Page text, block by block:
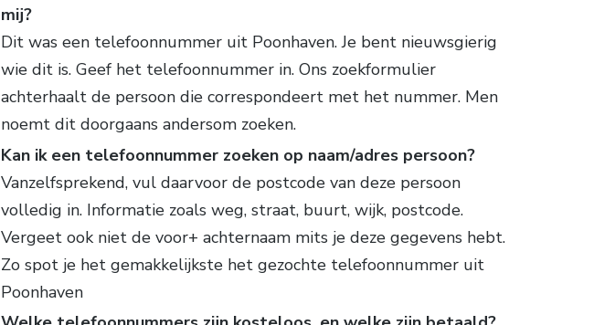
mij?
Dit was een telefoonnummer uit Poonhaven. Je bent nieuwsgierig
wie dit is. Geef het telefoonnummer in. Ons zoekformulier
achterhaalt de persoon die correspondeert met het nummer. Men
noemt dit doorgaans andersom zoeken.
Kan ik een telefoonnummer zoeken op naam/adres persoon?
Vanzelfsprekend, vul daarvoor de postcode van deze persoon
volledig in. Informatie zoals weg, straat, buurt, wijk, postcode.
Vergeet ook niet de voor+ achternaam mits je deze gegevens hebt.
Zo spot je het gemakkelijkste het gezochte telefoonnummer uit
Poonhaven